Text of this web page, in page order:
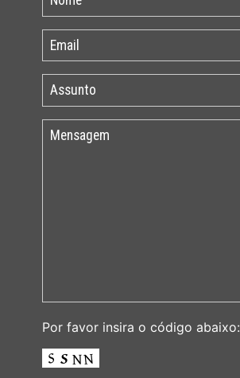
Por favor insira o código abaixo: